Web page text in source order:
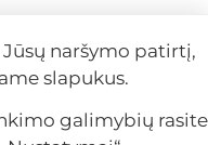
#Dovilė Švilpienė
naršymo patirtį,
slapukus.
galimybių rasite